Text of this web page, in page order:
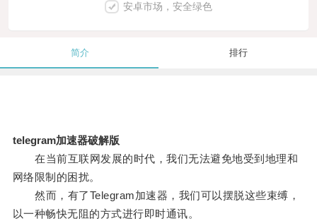
安卓市场，安全绿色
简介 排行
telegram加速器破解版
在当前互联网发展的时代，我们无法避免地受到地理和
网络限制的困扰。
然而，有了Telegram加速器，我们可以摆脱这些束缚，
以一种畅快无阻的方式进行即时通讯。